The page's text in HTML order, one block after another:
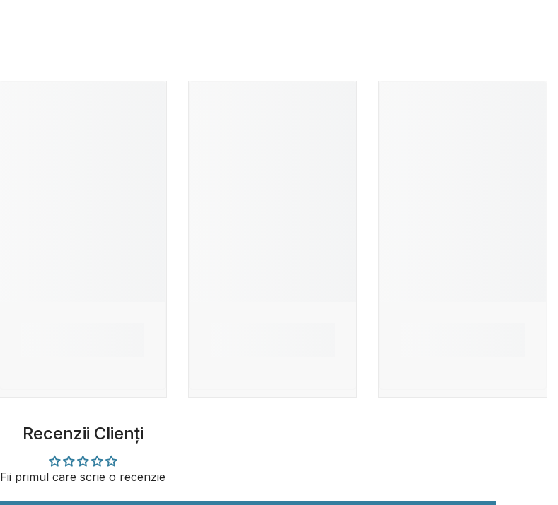
Recenzii Clienți
Fii primul care scrie o recenzie